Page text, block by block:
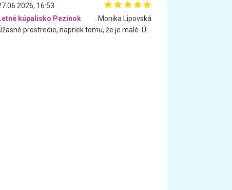
16:53
kúpalisko Pezinok
. Monika Lipovská